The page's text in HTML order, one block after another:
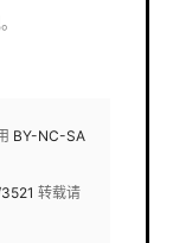
BY-NC-SA
转载请